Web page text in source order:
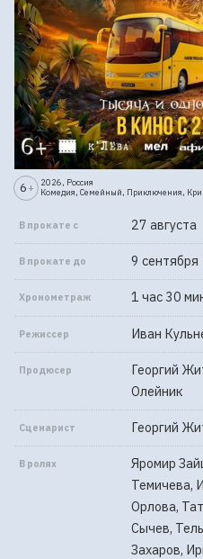
6 +
2026, Россия
Комедия, Семейный, Приключения,
В прокате с 27 августа
В прокате до 9 сентября
Хронометраж 1 час 30
Режиссер Иван
Продюсер
Георгий
Олейник
Сценарист Георгий
В ролях
Яромир
Темичева,
Орлова,
Сычев,
Захаров,